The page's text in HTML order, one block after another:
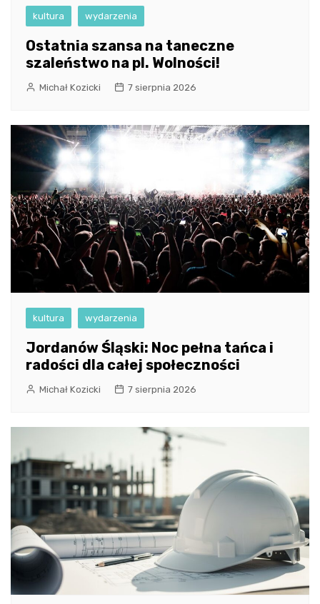
kultura wydarzenia
Ostatnia szansa na taneczne
szaleństwo na pl. Wolności!
Michał Kozicki 7 sierpnia 2026
kultura wydarzenia
Jordanów Śląski: Noc pełna tańca i
radości dla całej społeczności
Michał Kozicki 7 sierpnia 2026